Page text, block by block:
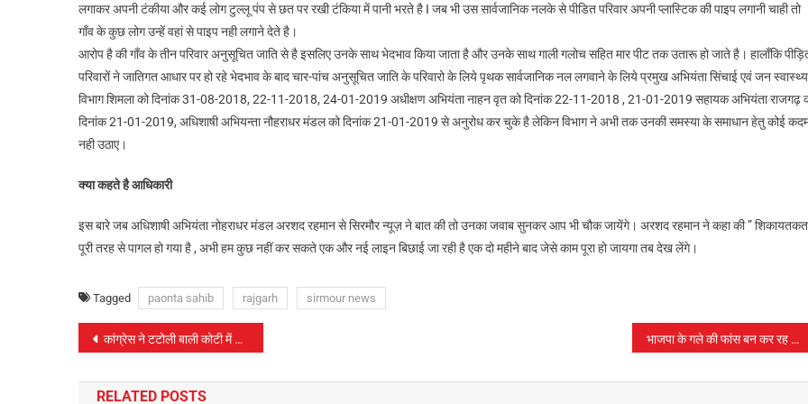
लगाकर अपनी टंकीया और कई लोग टुल्लू पंप से छत पर रखी टंकिया में पानी भरते है I जब भी उस सार्वजानिक नलके से पीडित परिवार अपनी प्लास्टिक की पाइप लगानी चाही तो
गाँव के कुछ लोग उन्हें वहां से पाइप नही लगाने देते है।
आरोप है की गाँव के तीन परिवार अनुसूचित जाति से है इसलिए उनके साथ भेदभाव किया जाता है और उनके साथ गाली गलोच सहित मार पीट तक उतारू हो जाते है। हालाँकि
परिवारों ने जातिगत आधार पर हो रहे भेदभाव के बाद चार-पांच अनुसूचित जाति के परिवारो के लिये पृथक सार्वजानिक नल लगवाने के लिये प्रमुख अभियंता सिंचाई एवं जन स्वास्थ्य
विभाग शिमला को दिनांक 31-08-2018, 22-11-2018, 24-01-2019 अधीक्षण अभियंता नाहन वृत को दिनांक 22-11-2018 , 21-01-2019 सहायक अभियंता राजगढ़
दिनांक 21-01-2019, अधिशाषी अभियन्ता नौहराधर मंडल को दिनांक 21-01-2019 से अनुरोध कर चुके है लेकिन विभाग ने अभी तक उनकी समस्या के समाधान हेतु कोई
नही उठाए।
क्या कहते है आधिकारी
इस बारे जब अधिशाषी अभियंता नोहराधर मंडल अरशद रहमान से सिरमौर न्यूज़ ने बात की तो उनका जवाब सुनकर आप भी चौक जायेंगे। अरशद रहमान ने कहा की ”
पूरी तरह से पागल हो गया है , अभी हम कुछ नहीं कर सकते एक और नई लाइन बिछाई जा रही है एक दो महीने बाद जेसे काम पूरा हो जायगा तब देख लेंगे।
Tagged paonta sahib rajgarh sirmour news
पोस्ट
नेविगेशन
कांग्रेस ने टटोली बाली कोटी में जनता की नब्ज़ , निकला दर्द भाजपा के गले की फांस बन कर रह गया जनजातीय क्षेत्र का मुद्दा
RELATED POSTS